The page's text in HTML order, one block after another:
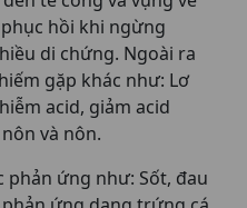
hồi khi ngừng
di chứng. Ngoài ra
gặp khác như: Lơ
acid, giảm acid
và nôn.
phản ứng như: Sốt, đau